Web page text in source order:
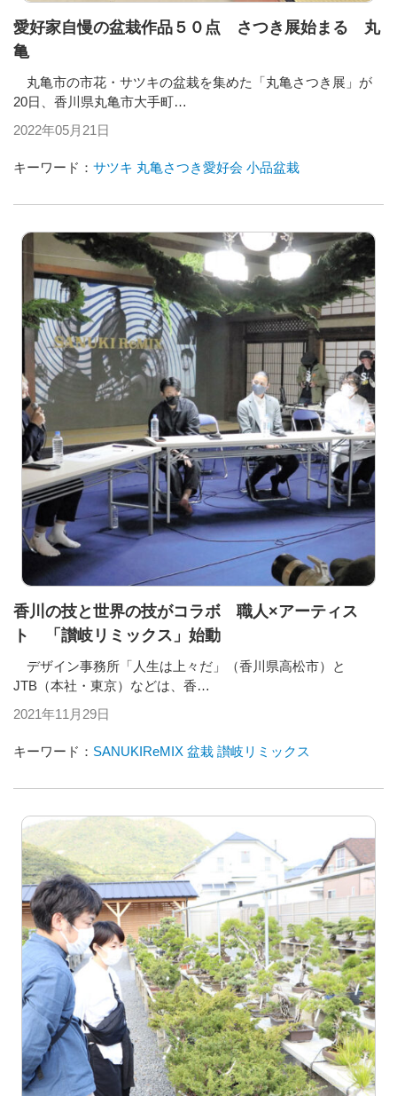
愛好家自慢の盆栽作品５０点 さつき展始まる 丸
亀
丸亀市の市花・サツキの盆栽を集めた「丸亀さつき展」が
20日、香川県丸亀市大手町…
2022年05月21日
キーワード： サツキ 丸亀さつき愛好会 小品盆栽
香川の技と世界の技がコラボ 職人×アーティス
ト 「讃岐リミックス」始動
デザイン事務所「人生は上々だ」（香川県高松市）と
JTB（本社・東京）などは、香…
2021年11月29日
キーワード： SANUKIReMIX 盆栽 讃岐リミックス